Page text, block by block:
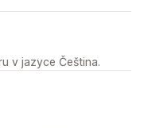
v jazyce Čeština.